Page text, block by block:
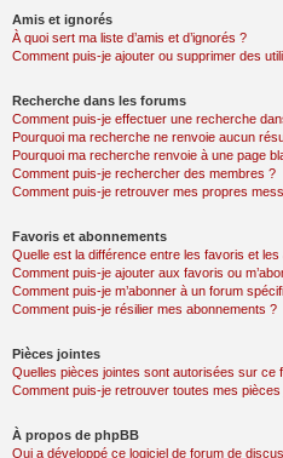
Amis et ignorés
À quoi sert ma liste d’amis et d’ignorés ?
Comment puis-je ajouter ou supprimer des
Recherche dans les forums
Comment puis-je effectuer une recherche
Pourquoi ma recherche ne renvoie aucun
Pourquoi ma recherche renvoie à une page
Comment puis-je rechercher des membres ?
Comment puis-je retrouver mes propres
Favoris et abonnements
Quelle est la différence entre les favoris et
Comment puis-je ajouter aux favoris ou
Comment puis-je m’abonner à un forum
Comment puis-je résilier mes abonnements ?
Pièces jointes
Quelles pièces jointes sont autorisées sur ce
Comment puis-je retrouver toutes mes pièces
À propos de phpBB
Qui a développé ce logiciel de forum de